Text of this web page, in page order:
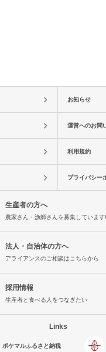
お知らせ
運営へのお問
利用規約
プライバシー
生産者の方へ
農家さん・漁師さんを募集しています!
法人・自治体の方へ
アライアンスのご相談はこちらから
採用情報
生産者と食べる人をつなぎたい
Links
ポケマルふるさと納税